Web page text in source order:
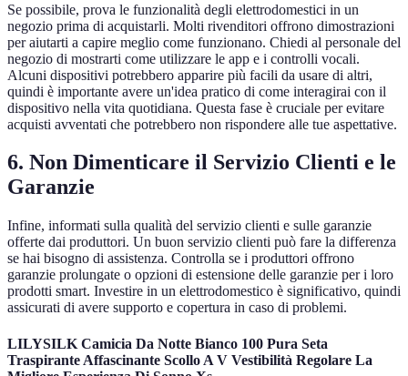
Se possibile, prova le funzionalità degli elettrodomestici in un
negozio prima di acquistarli. Molti rivenditori offrono dimostrazioni
per aiutarti a capire meglio come funzionano. Chiedi al personale del
negozio di mostrarti come utilizzare le app e i controlli vocali.
Alcuni dispositivi potrebbero apparire più facili da usare di altri,
quindi è importante avere un'idea pratico di come interagirai con il
dispositivo nella vita quotidiana. Questa fase è cruciale per evitare
acquisti avventati che potrebbero non rispondere alle tue aspettative.
6. Non Dimenticare il Servizio Clienti e le
Garanzie
Infine, informati sulla qualità del servizio clienti e sulle garanzie
offerte dai produttori. Un buon servizio clienti può fare la differenza
se hai bisogno di assistenza. Controlla se i produttori offrono
garanzie prolungate o opzioni di estensione delle garanzie per i loro
prodotti smart. Investire in un elettrodomestico è significativo, quindi
assicurati di avere supporto e copertura in caso di problemi.
LILYSILK Camicia Da Notte Bianco 100 Pura Seta
Traspirante Affascinante Scollo A V Vestibilità Regolare La